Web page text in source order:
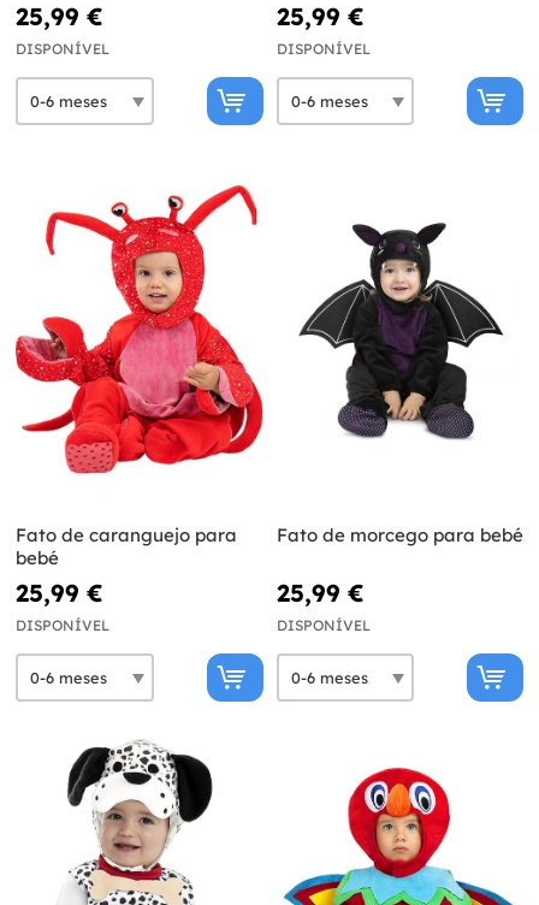
25,99 €
DISPONÍVEL
25,99 €
DISPONÍVEL
Fato de caranguejo para
bebé
25,99 €
DISPONÍVEL
Fato de morcego para bebé
25,99 €
DISPONÍVEL